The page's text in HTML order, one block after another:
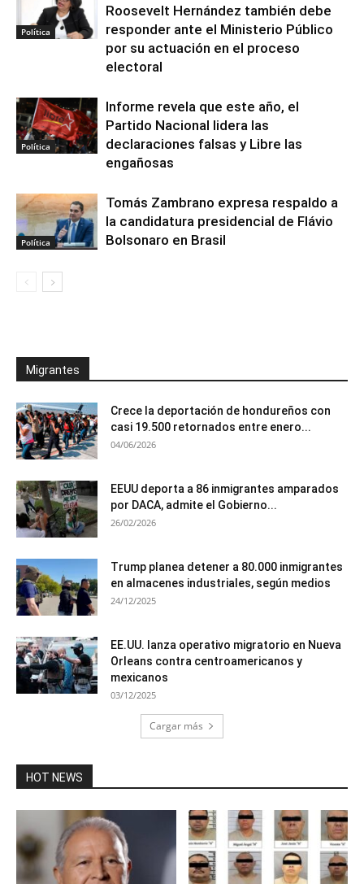
Política
Roosevelt Hernández también debe
responder ante el Ministerio Público
por su actuación en el proceso
electoral
Política
Informe revela que este año, el
Partido Nacional lidera las
declaraciones falsas y Libre las
engañosas
Política
Tomás Zambrano expresa respaldo a
la candidatura presidencial de Flávio
Bolsonaro en Brasil
Migrantes
Crece la deportación de hondureños con
casi 19.500 retornados entre enero...
04/06/2026
EEUU deporta a 86 inmigrantes amparados
por DACA, admite el Gobierno...
26/02/2026
Trump planea detener a 80.000 inmigrantes
en almacenes industriales, según medios
24/12/2025
EE.UU. lanza operativo migratorio en Nueva
Orleans contra centroamericanos y
mexicanos
03/12/2025
Cargar más
HOT NEWS